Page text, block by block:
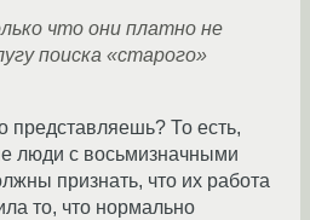
что они платно не
поиска «старого»
представляешь? То есть,
люди с восьмизначными
признать, что их работа
то, что нормально